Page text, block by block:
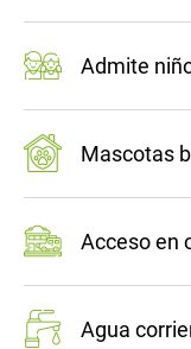
Admite
Mascotas
Acceso en
Agua